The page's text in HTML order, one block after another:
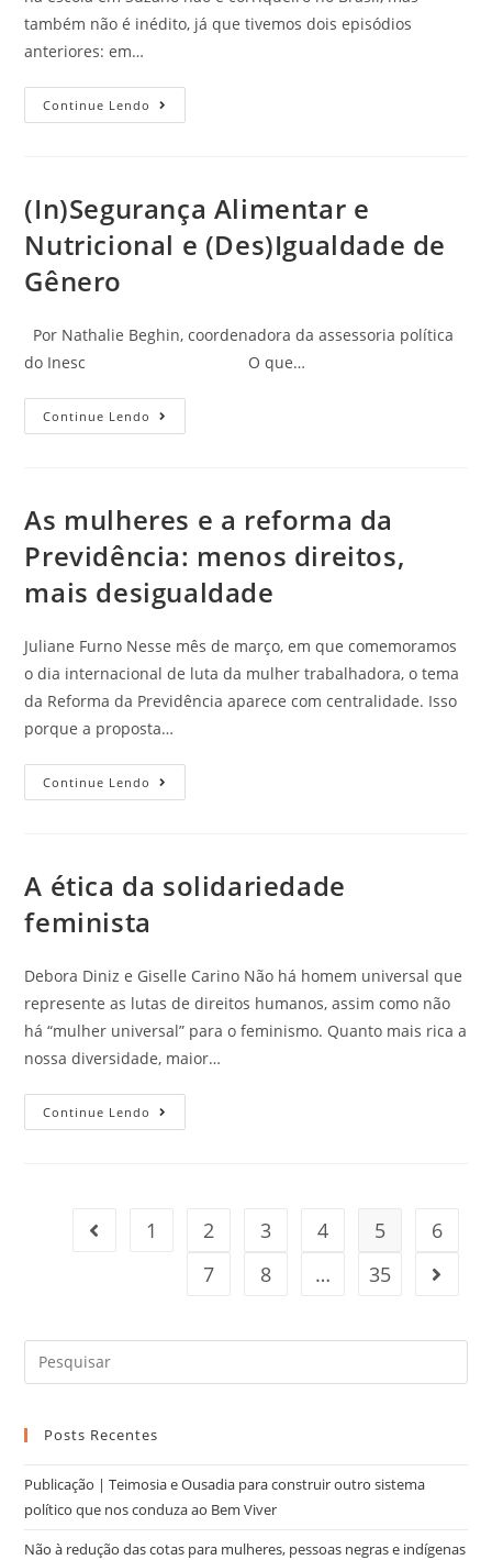
também não é inédito, já que tivemos dois episódios
anteriores: em…
Continue Lendo
(In)Segurança Alimentar e
Nutricional e (Des)Igualdade de
Gênero
Por Nathalie Beghin, coordenadora da assessoria política
do Inesc O que…
Continue Lendo
As mulheres e a reforma da
Previdência: menos direitos,
mais desigualdade
Juliane Furno Nesse mês de março, em que comemoramos
o dia internacional de luta da mulher trabalhadora, o tema
da Reforma da Previdência aparece com centralidade. Isso
porque a proposta…
Continue Lendo
A ética da solidariedade
feminista
Debora Diniz e Giselle Carino Não há homem universal que
represente as lutas de direitos humanos, assim como não
há “mulher universal” para o feminismo. Quanto mais rica a
nossa diversidade, maior…
Continue Lendo
1 2 3 4 5
6
7
8 … 35
Posts Recentes
Publicação | Teimosia e Ousadia para construir outro sistema
político que nos conduza ao Bem Viver
Não à redução das cotas para mulheres, pessoas negras e indígenas